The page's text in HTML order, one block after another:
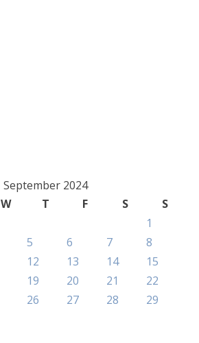
September 2024
W T F S
S
1
5 6 7
8
12 13 14
15
19 20 21
22
26 27 28
29